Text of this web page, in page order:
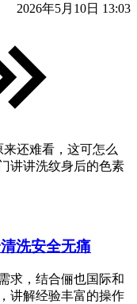
2026年5月10日 13:03
还难看，这可怎么
讲讲洗纹身后的色素
洗安全无痛
求，结合俪也国际和
讲解经验丰富的操作